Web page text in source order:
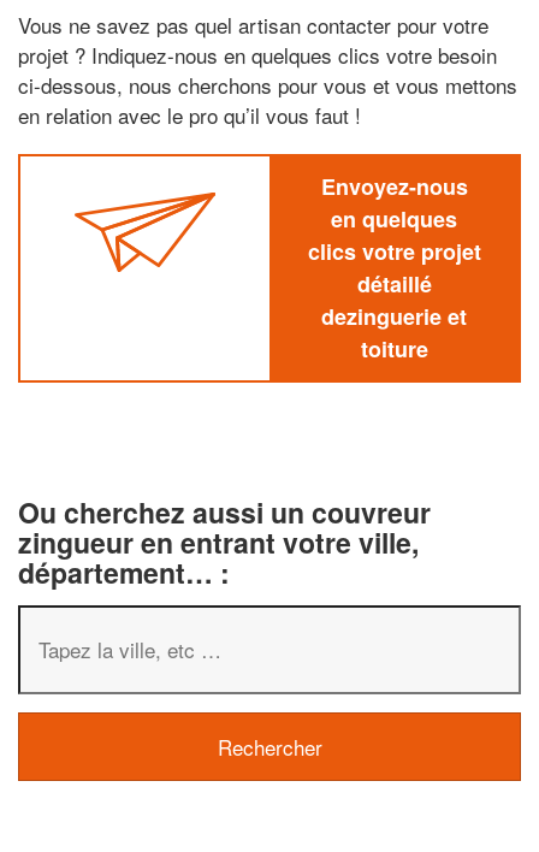
Vous ne savez pas quel artisan contacter pour votre
projet ? Indiquez-nous en quelques clics votre besoin
ci-dessous, nous cherchons pour vous et vous mettons
en relation avec le pro qu’il vous faut !
Envoyez-nous
en quelques
clics votre projet
détaillé
dezinguerie et
toiture
Ou cherchez aussi un couvreur
zingueur en entrant votre ville,
département… :